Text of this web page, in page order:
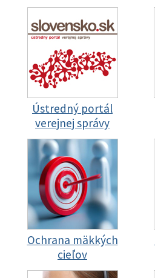
Ústredný portál
verejnej správy
Ochrana mäkkých
cieľov